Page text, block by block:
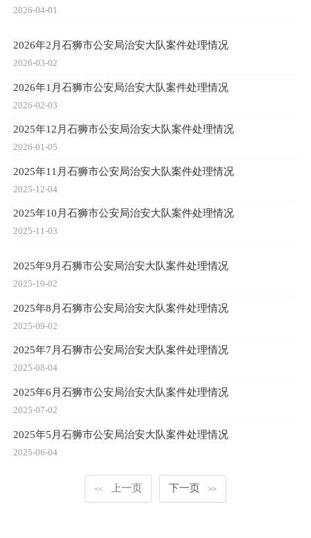
2026-04-01
2026年2月石狮市公安局治安大队案件处理情况
2026-03-02
2026年1月石狮市公安局治安大队案件处理情况
2026-02-03
2025年12月石狮市公安局治安大队案件处理情况
2026-01-05
2025年11月石狮市公安局治安大队案件处理情况
2025-12-04
2025年10月石狮市公安局治安大队案件处理情况
2025-11-03
2025年9月石狮市公安局治安大队案件处理情况
2025-10-02
2025年8月石狮市公安局治安大队案件处理情况
2025-09-02
2025年7月石狮市公安局治安大队案件处理情况
2025-08-04
2025年6月石狮市公安局治安大队案件处理情况
2025-07-02
2025年5月石狮市公安局治安大队案件处理情况
2025-06-04
<< 上一页 下一页 >>